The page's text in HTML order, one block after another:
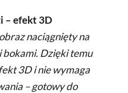
– efekt 3D
naciągnięty na
Dzięki temu
3D i nie wymaga
– gotowy do